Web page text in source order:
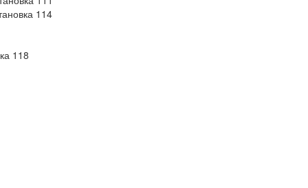
114
118